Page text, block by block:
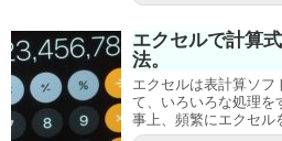
エクセルで計算
法。
エクセルは表計算ソフ
て、いろいろな処理を
事上、頻繁にエクセル